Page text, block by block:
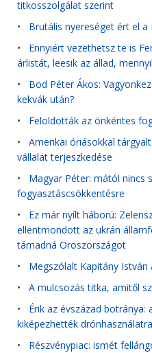
titkosszolgálat szerint
• Brutális nyereséget ért el a
• Ennyiért vezethetsz te is
árlistát, leesik az állad,
• Bod Péter Ákos:
kekvák után?
• Feloldották az önkéntes
• Amerikai óriásokkal
vállalat terjeszkedése
• Magyar Péter: mától nincs
fogyasztáscsökkentésre
• Ez már nyílt háború:
ellentmondott az ukrán
támadná Oroszországot
• Megszólalt Kapitány István
• A mulcsozás titka, amitől
• Érik az évszázad
kiképezhették
• Részvénypiac: ismét